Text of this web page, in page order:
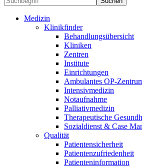
Medizin
Klinikfinder
Behandlungsübersicht
Kliniken
Zentren
Institute
Einrichtungen
Ambulantes OP-
Intensivmedizin
Notaufnahme
Palliativmedizin
Therapeutische
Sozialdienst & Case
Qualität
Patientensicherheit
Patientenzufriedenheit
Patienteninformation